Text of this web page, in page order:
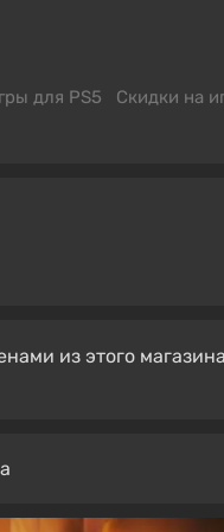
для PS5
Скидки на
из этого